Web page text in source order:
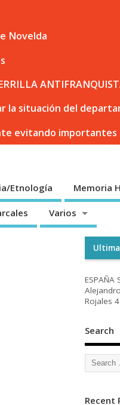
Novelda
la situación del
evitando
Etnología Memoria
Varios
ESPAÑA
Rojales
Search
Recent